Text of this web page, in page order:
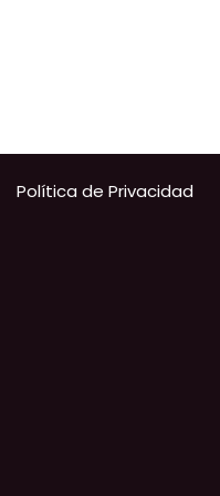
Política de Privacidad